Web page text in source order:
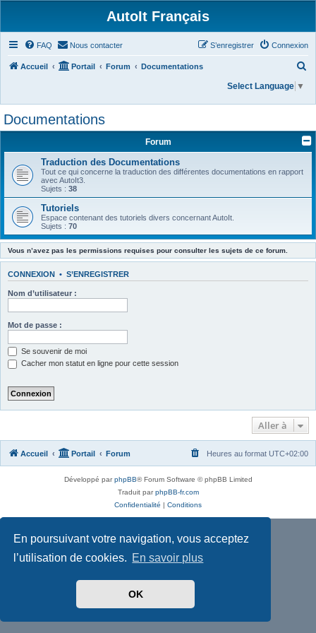
En poursuivant votre navigation, vous acceptez
l’utilisation de cookies. En savoir plus
OK
AutoIt Français
FAQ Nous contacter Connexion
S’enregistrer
Accueil Portail Forum Documentations
e
r
e
Select Language ▼
Documentations
Forum
Traduction des Documentations
Tout ce qui concerne la traduction des différentes documentations en rapport
avec AutoIt3.
Sujets : 38
Tutoriels
Espace contenant des tutoriels divers concernant AutoIt.
Sujets : 70
Vous n’avez pas les permissions requises pour consulter les sujets de ce forum.
CONNEXION • S’ENREGISTRER
Nom d’utilisateur :
Mot de passe :
Se souvenir de moi
Cacher mon statut en ligne pour cette session
Aller à
Accueil Portail Forum Heures au format UTC+02:00
Développé parphpBB® Forum Software © phpBB Limited
Traduit parphpBB-fr.com
Confidentialité | Conditions